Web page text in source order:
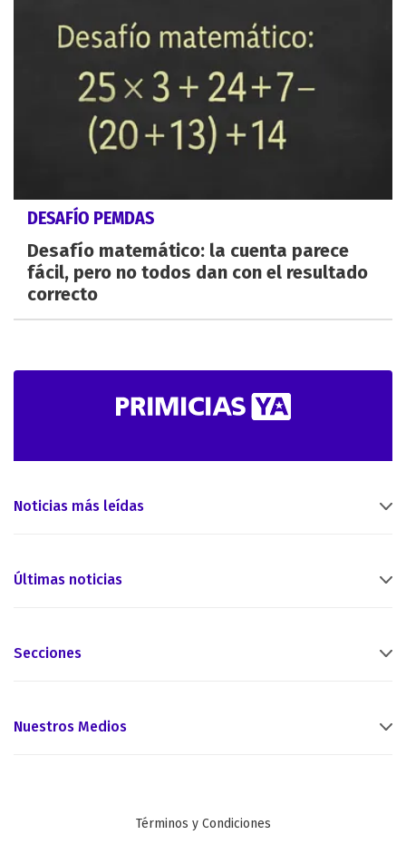
DESAFÍO PEMDAS
Desafío matemático: la cuenta parece
fácil, pero no todos dan con el resultado
correcto
Noticias más leídas
Últimas noticias
Secciones
Nuestros Medios
Términos y Condiciones